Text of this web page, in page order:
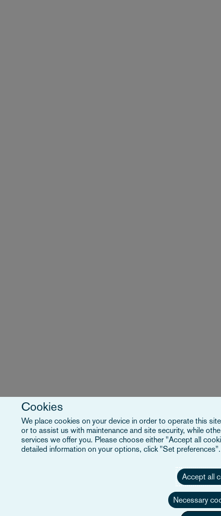
Cookies
We place cookies on your device in order to operate this
or to assist us with maintenance and site security, while
services we offer you. Please choose either "Accept all
detailed information on your options, click "Set
Accept all
Necessary